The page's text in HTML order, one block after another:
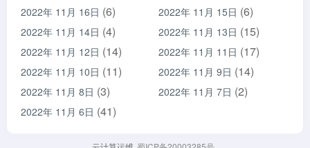
2022年 11月 16日 (6) 2022年 11月 15日 (6)
2022年 11月 14日 (4) 2022年 11月 13日 (15)
2022年 11月 12日 (14) 2022年 11月 11日 (17)
2022年 11月 10日 (11) 2022年 11月 9日 (14)
2022年 11月 8日 (3) 2022年 11月 7日 (2)
2022年 11月 6日 (41)